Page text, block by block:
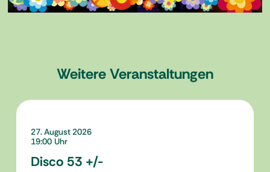
Weitere Veranstaltungen
27. August 2026
19:00
Disco 53 +/-